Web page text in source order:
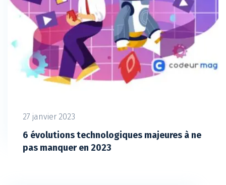
27 janvier 2023
6 évolutions technologiques majeures à ne
pas manquer en 2023